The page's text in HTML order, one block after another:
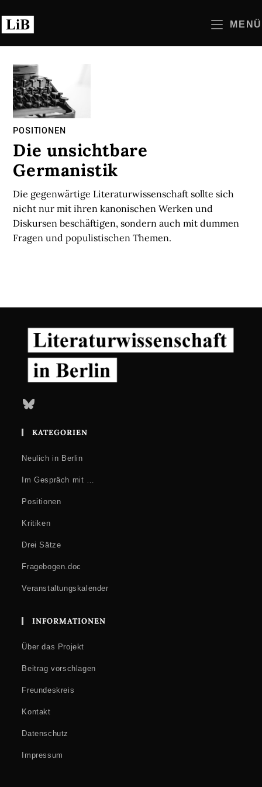
Inhalt
springen
MENÜ
POSITIONEN
Die unsichtbare
Germanistik
Die gegenwärtige Literaturwissenschaft sollte sich
nicht nur mit ihren kanonischen Werken und
Diskursen beschäftigen, sondern auch mit dummen
Fragen und populistischen Themen.
Bluesky
KATEGORIEN
Neulich in Berlin
Im Gespräch mit …
Positionen
Kritiken
Drei Sätze
Fragebogen.doc
Veranstaltungskalender
INFORMATIONEN
Über das Projekt
Beitrag vorschlagen
Freundeskreis
Kontakt
Datenschutz
Impressum